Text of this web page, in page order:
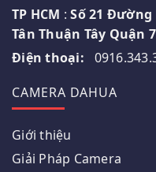
TP HCM :Số 21 Đường
Tân Thuận Tây Quận 7
Điện thoại:
CAMERA DAHUA
Giới thiệu
Giải Pháp Camera